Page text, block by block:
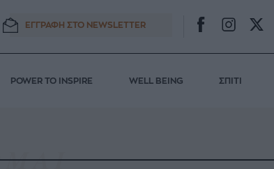
ΕΓΓΡΑΦΗ ΣΤΟ NEWSLETTER
POWER TO INSPIRE WELL BEING ΣΠΙΤΙ